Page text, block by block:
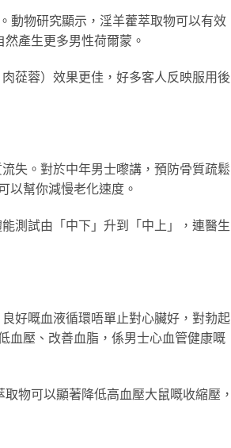
動物研究顯示，淫羊藿萃取物可以有效
產生更多男性荷爾蒙。
蓯蓉）效果更佳，好多客人反映服用後
失。對於中年男士嚟講，預防骨質疏鬆
以幫你減慢老化速度。
測試由「中下」升到「中上」，連醫生
好嘅血液循環唔單止對心臟好，對勃起
血壓、改善血脂，係男士心血管健康嘅
物可以顯著降低高血壓大鼠嘅收縮壓，